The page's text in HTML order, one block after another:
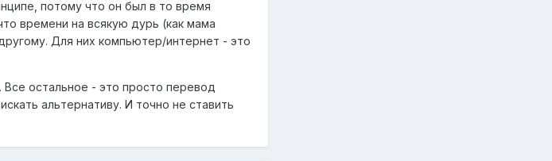
потому что он был в то время
времени на всякую дурь (как мама
Для них компьютер/интернет - это
остальное - это просто перевод
альтернативу. И точно не ставить